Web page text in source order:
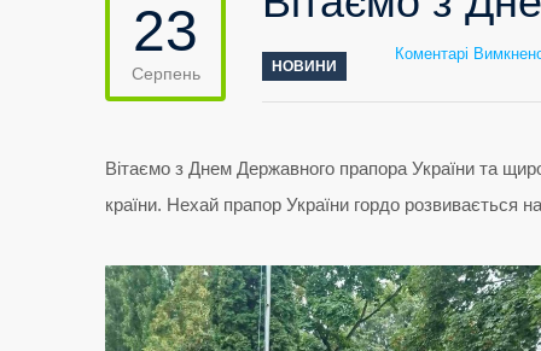
23
Серпень НОВИНИ
Коментарі
Вітаємо з Днем Державного прапора України та
країни. Нехай прапор України гордо розвивається